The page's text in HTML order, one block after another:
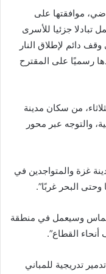
موافقتها على
النار لمدة 60 يوما يشمل تبادلا جزئيا للأسرى
دائم لإطلاق النار
رسميًا على المقترح
من سكان مدينة
والتوجه عبر محور
غزة والمتواجدين في
وحتى البحر غربًا”.
وسيعمل في منطقة
القطاع”.
تدريجية للمباني